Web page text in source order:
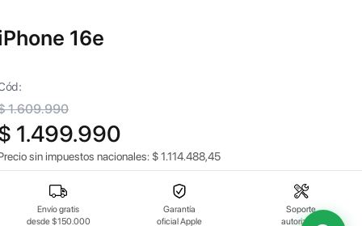
16e
1.609.990
1.499.990
sin impuestos nacionales: $1.114.488,45
Envío gratis
desde $150.000
Garantía
oficial Apple
Soporte
autorizado